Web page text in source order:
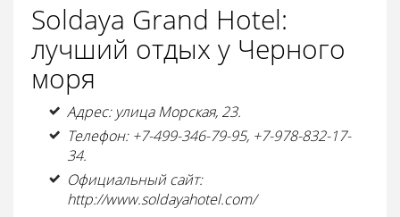
Soldaya Grand Hotel:
лучший отдых у Черного
моря
Адрес: улица Морская, 23.
Телефон: +7-499-346-79-95, +7-978-832-17-
34.
Официальный сайт:
http://www.soldayahotel.com/